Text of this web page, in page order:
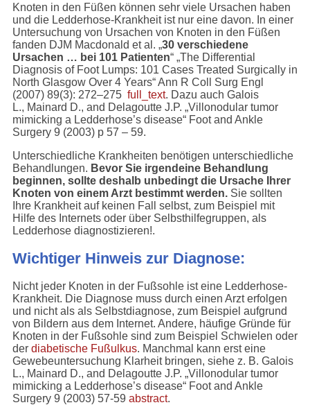
Knoten in den Füßen können sehr viele Ursachen haben
und die Ledderhose-Krankheit ist nur eine davon. In einer
Untersuchung von Ursachen von Knoten in den Füßen
fanden DJM Macdonald et al. „30 verschiedene
Ursachen … bei 101 Patienten“ „The Differential
Diagnosis of Foot Lumps: 101 Cases Treated Surgically in
North Glasgow Over 4 Years“ Ann R Coll Surg Engl
(2007) 89(3): 272–275 full_text. Dazu auch Galois
L., Mainard D., and Delagoutte J.P. „Villonodular tumor
mimicking a Ledderhose’s disease“ Foot and Ankle
Surgery 9 (2003) p 57 – 59.
Unterschiedliche Krankheiten benötigen unterschiedliche
Behandlungen. Bevor Sie irgendeine Behandlung
beginnen, sollte deshalb unbedingt die Ursache Ihrer
Knoten von einem Arzt bestimmt werden. Sie sollten
Ihre Krankheit auf keinen Fall selbst, zum Beispiel mit
Hilfe des Internets oder über Selbsthilfegruppen, als
Ledderhose diagnostizieren!.
Wichtiger Hinweis zur Diagnose:
Nicht jeder Knoten in der Fußsohle ist eine Ledderhose-
Krankheit. Die Diagnose muss durch einen Arzt erfolgen
und nicht als als Selbstdiagnose, zum Beispiel aufgrund
von Bildern aus dem Internet. Andere, häufige Gründe für
Knoten in der Fußsohle sind zum Beispiel Schwielen oder
der diabetische Fußulkus. Manchmal kann erst eine
Gewebeuntersuchung Klarheit bringen, siehe z. B. Galois
L., Mainard D., and Delagoutte J.P. „Villonodular tumor
mimicking a Ledderhose’s disease“ Foot and Ankle
Surgery 9 (2003) 57-59 abstract.